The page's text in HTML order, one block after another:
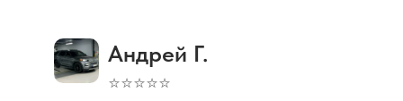
Андрей Г.
⭐⭐⭐⭐⭐